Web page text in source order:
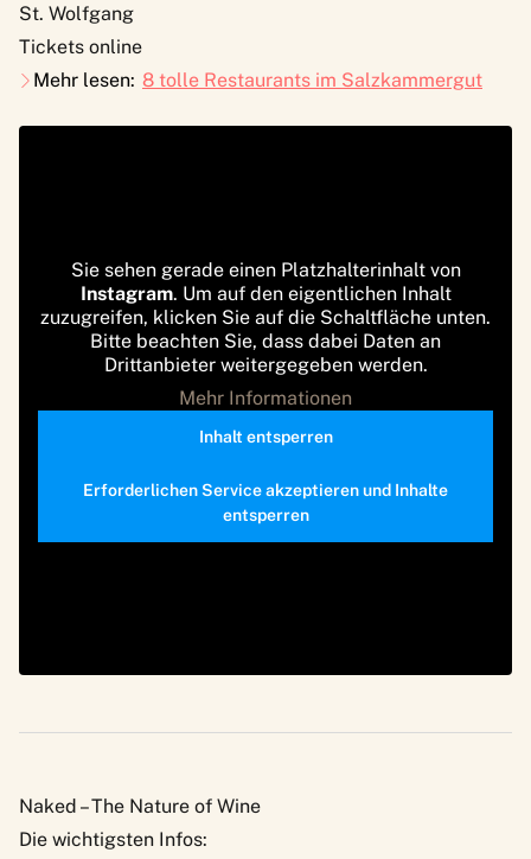
St. Wolfgang
Tickets online
Mehr lesen: 8 tolle Restaurants im Salzkammergut
Sie sehen gerade einen Platzhalterinhalt von
Instagram. Um auf den eigentlichen Inhalt
zuzugreifen, klicken Sie auf die Schaltfläche unten.
Bitte beachten Sie, dass dabei Daten an
Drittanbieter weitergegeben werden.
Mehr Informationen
Inhalt entsperren
Erforderlichen Service akzeptieren und Inhalte
entsperren
Naked – The Nature of Wine
Die wichtigsten Infos: